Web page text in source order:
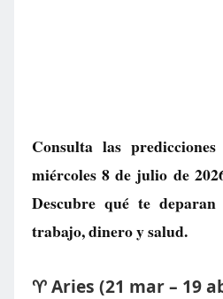
Consulta las
miércoles 8 de julio de
Descubre qué te
trabajo, dinero y salud.
♈ Aries (21 mar – 19